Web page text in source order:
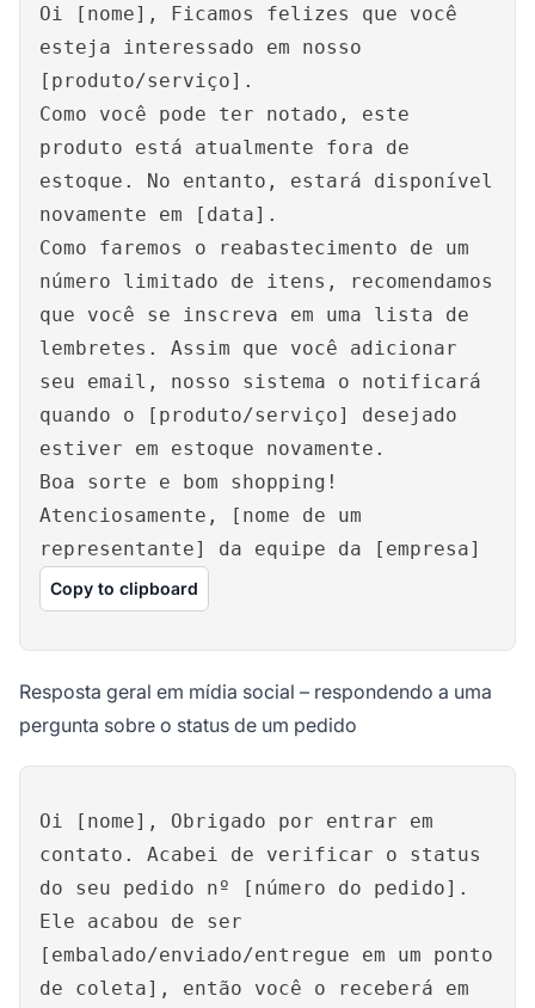
Oi [nome], Ficamos felizes que você
esteja interessado em nosso
[produto/serviço].
Como você pode ter notado, este
produto está atualmente fora de
estoque. No entanto, estará disponível
novamente em [data].
Como faremos o reabastecimento de um
número limitado de itens, recomendamos
que você se inscreva em uma lista de
lembretes. Assim que você adicionar
seu email, nosso sistema o notificará
quando o [produto/serviço] desejado
estiver em estoque novamente.
Boa sorte e bom shopping!
Atenciosamente, [nome de um
representante] da equipe da [empresa]
Copy to clipboard
Resposta geral em mídia social – respondendo a uma
pergunta sobre o status de um pedido
Oi [nome], Obrigado por entrar em
contato. Acabei de verificar o status
do seu pedido nº [número do pedido].
Ele acabou de ser
[embalado/enviado/entregue em um ponto
de coleta], então você o receberá em